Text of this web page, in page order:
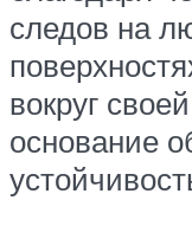
следов на
вокруг
основание